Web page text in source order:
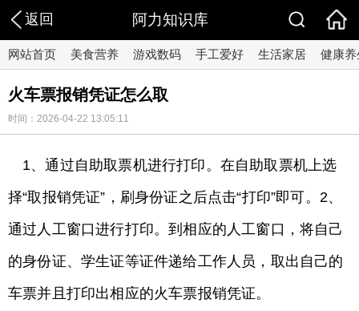
返回 阿力知识库
网站首页 美食营养 游戏数码 手工爱好 生活家居 健康养
火车票报销凭证怎么取
时间：2026-04-22 13:05:11
1、通过自助取票机进行打印。在自助取票机上选
择“取报销凭证”，刷身份证之后点击“打印”即可。2、
通过人工窗口进行打印。到相应的人工窗口，将自己
的身份证、学生证等证件递给工作人员，取出自己的
车票并且打印出相应的火车票报销凭证。